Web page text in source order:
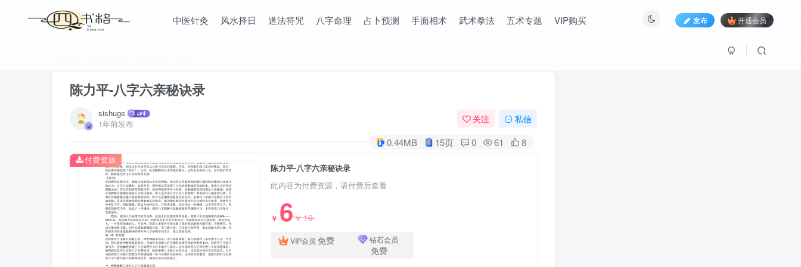
中医针灸 风水择日 道法符咒 八字命理 占卜预测 手面相术 武术拳法 五术专题 VIP购买 发布 开通会员
陈力平-八字六亲秘诀录
sishuge
1年前发布
关注 私信
0.44MB 15页 0 61 8
陈力平-八字六亲秘诀录
此内容为付费资源，请付费后查看
￥ 6￥10
VIP会员 免费 钻石会员
免费
付费资源